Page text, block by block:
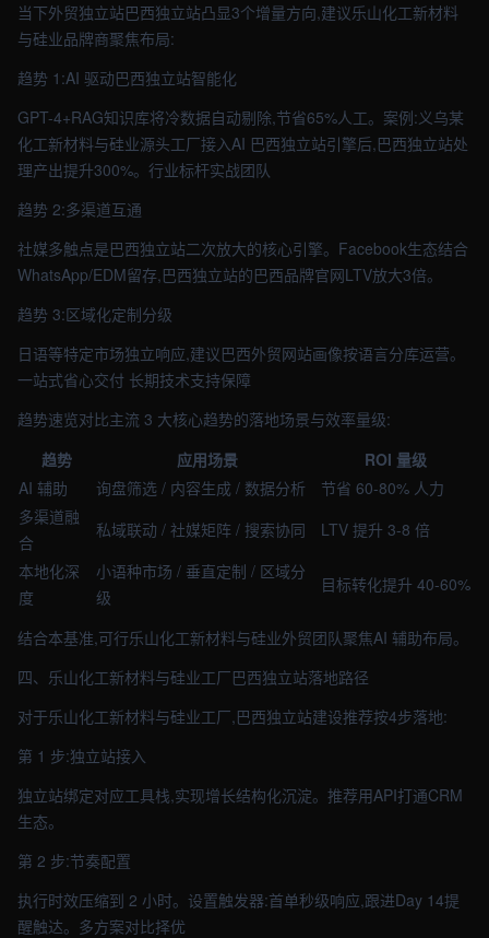
当下外贸独立站巴西独立站凸显3个增量方向,建议乐山化工新材料
与硅业品牌商聚焦布局:
趋势 1:AI 驱动巴西独立站智能化
GPT-4+RAG知识库将冷数据自动剔除,节省65%人工。案例:义乌某
化工新材料与硅业源头工厂接入AI 巴西独立站引擎后,巴西独立站处
理产出提升300%。行业标杆实战团队
趋势 2:多渠道互通
社媒多触点是巴西独立站二次放大的核心引擎。Facebook生态结合
WhatsApp/EDM留存,巴西独立站的巴西品牌官网LTV放大3倍。
趋势 3:区域化定制分级
日语等特定市场独立响应,建议巴西外贸网站画像按语言分库运营。
一站式省心交付 长期技术支持保障
趋势速览对比主流 3 大核心趋势的落地场景与效率量级:
趋势
应用场景
ROI 量级
AI 辅助
询盘筛选 / 内容生成 / 数据分析
节省 60-80% 人力
多渠道融
合
私域联动 / 社媒矩阵 / 搜索协同
LTV 提升 3-8 倍
本地化深
度
小语种市场 / 垂直定制 / 区域分
级
目标转化提升 40-60%
结合本基准,可行乐山化工新材料与硅业外贸团队聚焦AI 辅助布局。
四、乐山化工新材料与硅业工厂巴西独立站落地路径
对于乐山化工新材料与硅业工厂,巴西独立站建设推荐按4步落地:
第 1 步:独立站接入
独立站绑定对应工具栈,实现增长结构化沉淀。推荐用API打通CRM
生态。
第 2 步:节奏配置
执行时效压缩到 2 小时。设置触发器:首单秒级响应,跟进Day 14提
醒触达。多方案对比择优